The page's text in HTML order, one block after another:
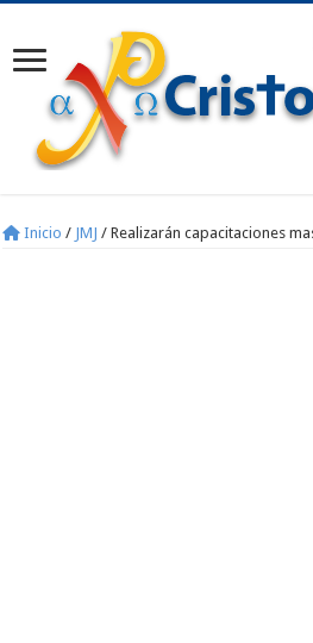
Inicio / JMJ / Realizarán capacitaciones